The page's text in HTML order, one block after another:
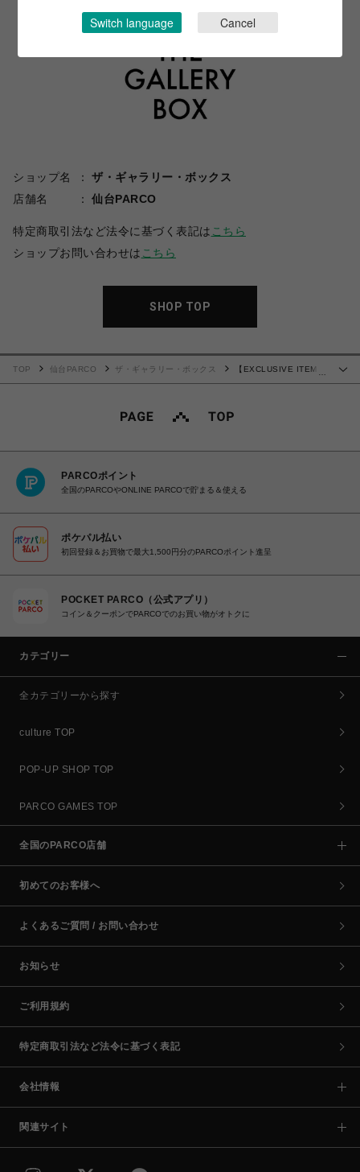
ショップ名
ザ・ギャラリー・ボックス
店舗名
仙台PARCO
特定商取引法など法令に基づく表記は こちら
ショップお問い合わせは こちら
SHOP TOP
TOP 仙台PARCO ザ・ギャラリー・ボックス
【EXCLUSIVE ITEM】
PARCOポイント
全国のPARCOやONLINE PARCOで貯まる＆使える
ポケパル払い
初回登録＆お買物で最大1,500円分のPARCOポイント進呈
POCKET PARCO（公式アプリ）
コイン＆クーポンでPARCOでのお買い物がオトクに
カテゴリー
全カテゴリーから探す
culture TOP
POP-UP SHOP TOP
PARCO GAMES TOP
全国のPARCO店舗
初めてのお客様へ
よくあるご質問 / お問い合わせ
お知らせ
ご利用規約
特定商取引法など法令に基づく表記
会社情報
関連サイト
Switch language Cancel